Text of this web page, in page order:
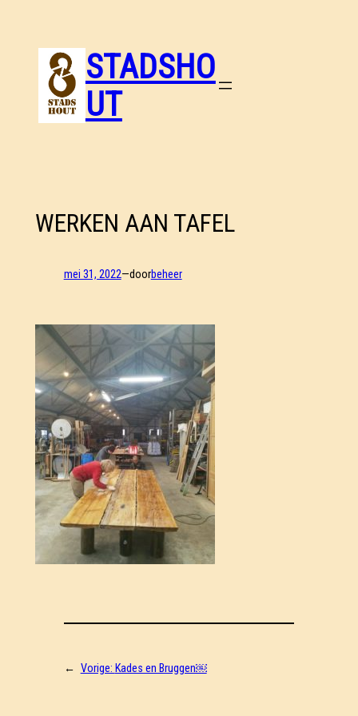
STADSHO
UT
WERKEN AAN TAFEL
mei 31, 2022—doorbeheer
← Vorige: Kades en Bruggen￼